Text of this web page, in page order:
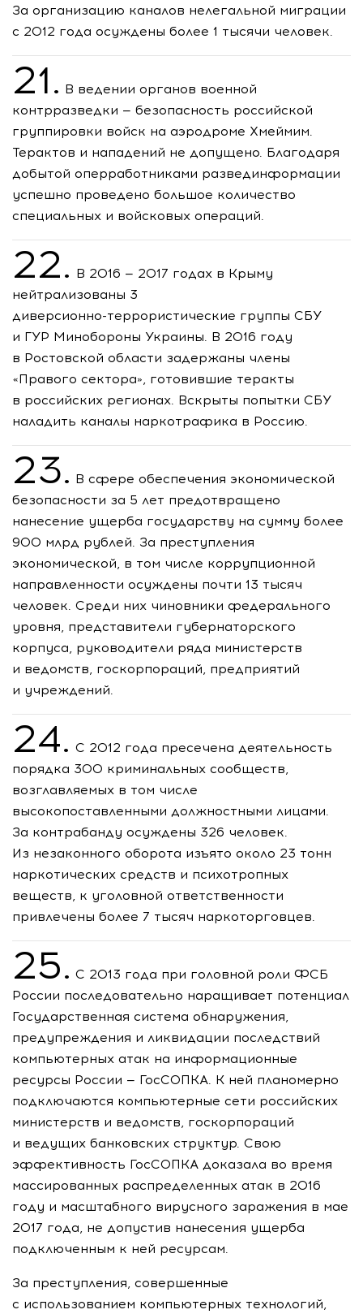
За организацию каналов нелегальной миграции
с 2012 года осуждены более 1 тысячи человек.
21. В ведении органов военной
контрразведки — безопасность российской
группировки войск на аэродроме Хмеймим.
Терактов и нападений не допущено. Благодаря
добытой оперработниками развединформации
успешно проведено большое количество
специальных и войсковых операций.
22. В 2016 — 2017 годах в Крыму
нейтрализованы 3
диверсионно-террористические группы СБУ
и ГУР Минобороны Украины. В 2016 году
в Ростовской области задержаны члены
«Правого сектора», готовившие теракты
в российских регионах. Вскрыты попытки СБУ
наладить каналы наркотрафика в Россию.
23. В сфере обеспечения экономической
безопасности за 5 лет предотвращено
нанесение ущерба государству на сумму более
900 млрд рублей. За преступления
экономической, в том числе коррупционной
направленности осуждены почти 13 тысяч
человек. Среди них чиновники федерального
уровня, представители губернаторского
корпуса, руководители ряда министерств
и ведомств, госкорпораций, предприятий
и учреждений.
24. С 2012 года пресечена деятельность
порядка 300 криминальных сообществ,
возглавляемых в том числе
высокопоставленными должностными лицами.
За контрабанду осуждены 326 человек.
Из незаконного оборота изъято около 23 тонн
наркотических средств и психотропных
веществ, к уголовной ответственности
привлечены более 7 тысяч наркоторговцев.
25. С 2013 года при головной роли ФСБ
России последовательно наращивает потенциал
Государственная система обнаружения,
предупреждения и ликвидации последствий
компьютерных атак на информационные
ресурсы России — ГосСОПКА. К ней планомерно
подключаются компьютерные сети российских
министерств и ведомств, госкорпораций
и ведущих банковских структур. Свою
эффективность ГосСОПКА доказала во время
массированных распределенных атак в 2016
году и масштабного вирусного заражения в мае
2017 года, не допустив нанесения ущерба
подключенным к ней ресурсам.
За преступления, совершенные
с использованием компьютерных технологий,